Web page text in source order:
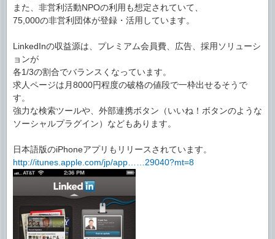
また、非営利活動NPOの利用も想定されていて、
75,000の非営利団体が登録・活用しています。
LinkedInの収益源は、プレミアム会員費、広告、採用ソリューシ
ョンが
各1/3の割合でバランスくなっています。
求人ページは月8000円程度の破格の値段で一枠出せるそうで
す。
強力な検索ツールや、外部連携ボタン（いいね！ボタンのような
ソーシャルプラグイン）などもあります。
日本語版のiPhoneアプリもリリースされています。
http://itunes.apple.com/jp/app……29040?mt=8